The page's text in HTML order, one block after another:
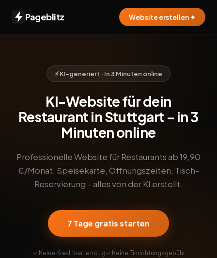
Pageblitz Website erstellen ✦
⚡ KI-generiert · In 3 Minuten online
KI-Website für dein
Restaurant in Stuttgart – in 3
Minuten online
Professionelle Website für Restaurants ab 19,90
€/Monat. Speisekarte, Öffnungszeiten, Tisch-
Reservierung – alles von der KI erstellt.
7 Tage gratis starten
✓ Keine Kreditkarte nötig✓ Keine Einrichtungsgebühr